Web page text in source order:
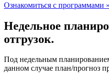
Ознакомиться с программами »
Недельное
отгрузок.
Под недельным
данном случае план/прогноз